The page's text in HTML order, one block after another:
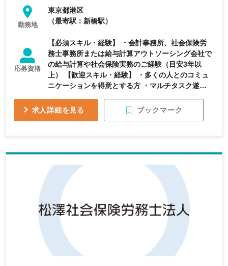
勤務地
東京都港区
（最寄駅：新橋駅）
応募資格
【必須スキル・経験】 ・会計事務所、社会保険労
務士事務所または給与計算アウトソーシング会社で
の給与計算や社会保険実務のご経験（目安3年以
上） 【歓迎スキル・経験】 ・多くの人とのコミュ
ニケーションを得意とする方 ・マルチタスク遂行
できる方 ・情報処理（Excel等）を得意とする方 ・
件数20社程度のご経験
求人詳細を見る ブックマーク